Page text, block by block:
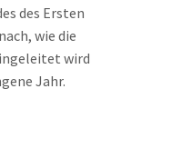
des Ersten
wie die
wird
Jahr.